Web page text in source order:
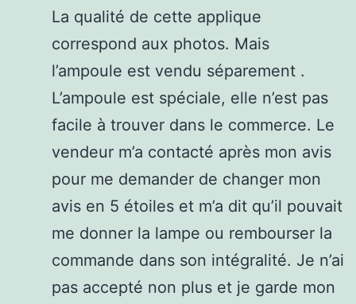
La qualité de cette applique
correspond aux photos. Mais
l’ampoule est vendu séparement .
L’ampoule est spéciale, elle n’est pas
facile à trouver dans le commerce. Le
vendeur m’a contacté après mon avis
pour me demander de changer mon
avis en 5 étoiles et m’a dit qu’il pouvait
me donner la lampe ou rembourser la
commande dans son intégralité. Je n’ai
pas accepté non plus et je garde mon